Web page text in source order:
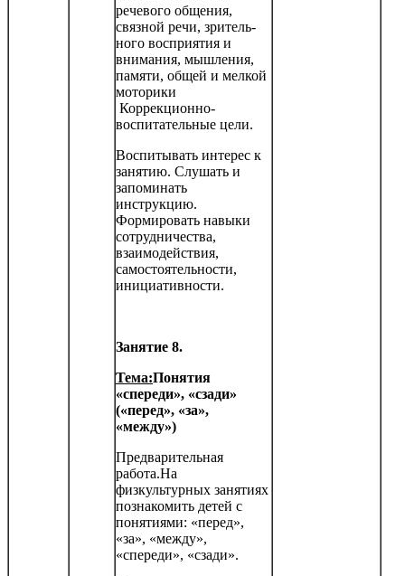
речевого общения,
связной речи, зритель­
ного восприятия и
внимания, мышления,
памяти, общей и мелкой
моторики
Коррекционно-
воспитательные цели.
Воспитывать интерес к
занятию. Слушать и
запоминать
инструкцию.
Формировать навыки
сотрудничества,
взаимодействия,
самостоятельности,
инициатив­ности.
Занятие 8.
Тема:Понятия
«спереди», «сзади»
(«перед», «за»,
«между»)
Предварительная
работа.На
физкультурных занятиях
позна­комить детей с
понятиями: «перед»,
«за», «между»,
«спереди», «сзади».